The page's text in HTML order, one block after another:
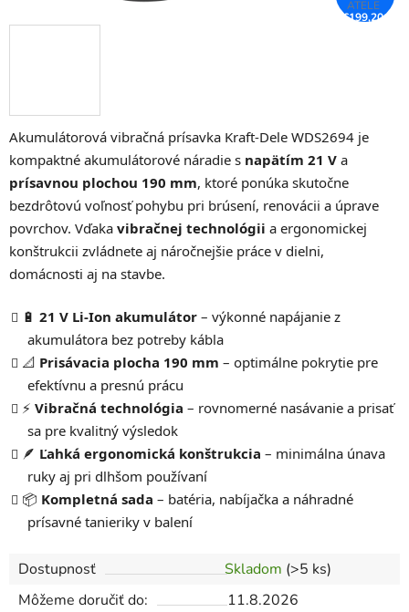
Akumulátorová vibračná prísavka Kraft-Dele WDS2694 je
kompaktné akumulátorové náradie s napätím 21 V a
prísavnou plochou 190 mm, ktoré ponúka skutočne
bezdrôtovú voľnosť pohybu pri brúsení, renovácii a úprave
povrchov. Vďaka vibračnej technológii a ergonomickej
konštrukcii zvládnete aj náročnejšie práce v dielni,
domácnosti aj na stavbe.
🔋 21 V Li-Ion akumulátor – výkonné napájanie z
akumulátora bez potreby kábla
📐 Prisávacia plocha 190 mm – optimálne pokrytie pre
efektívnu a presnú prácu
⚡ Vibračná technológia – rovnomerné nasávanie a prisať
sa pre kvalitný výsledok
🪶 Ľahká ergonomická konštrukcia – minimálna únava
ruky aj pri dlhšom používaní
📦 Kompletná sada – batéria, nabíjačka a náhradné
prísavné tanieriky v balení
Dostupnosť Skladom (>5 ks)
Môžeme doručiť do:
11.8.2026
€199,20